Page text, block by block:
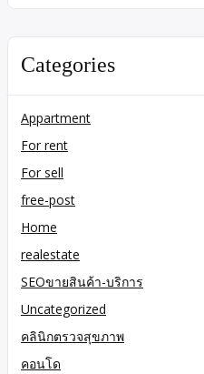
Categories
Appartment
For rent
For sell
free-post
Home
realestate
SEOขายสินค้า-บริการ
Uncategorized
คลินิกตรวจสุขภาพ
คอนโด